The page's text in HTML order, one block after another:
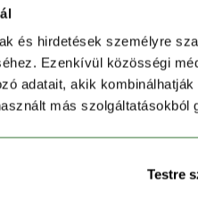
és hirdetések személyre
Ezenkívül közösségi
adatait, akik
más szolgáltatásokból
Testre
alsó szegély
pontos illeszkedést
városi karaktert